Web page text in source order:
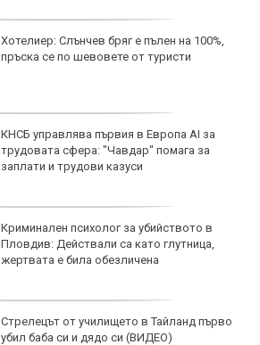
Хотелиер: Слънчев бряг е пълен на 100%,
пръска се по шевовете от туристи
КНСБ управлява първия в Европа AI за
трудовата сфера: "Чавдар" помага за
заплати и трудови казуси
Криминален психолог за убийството в
Пловдив: Действали са като глутница,
жертвата е била обезличена
Стрелецът от училището в Тайланд първо
убил баба си и дядо си (ВИДЕО)